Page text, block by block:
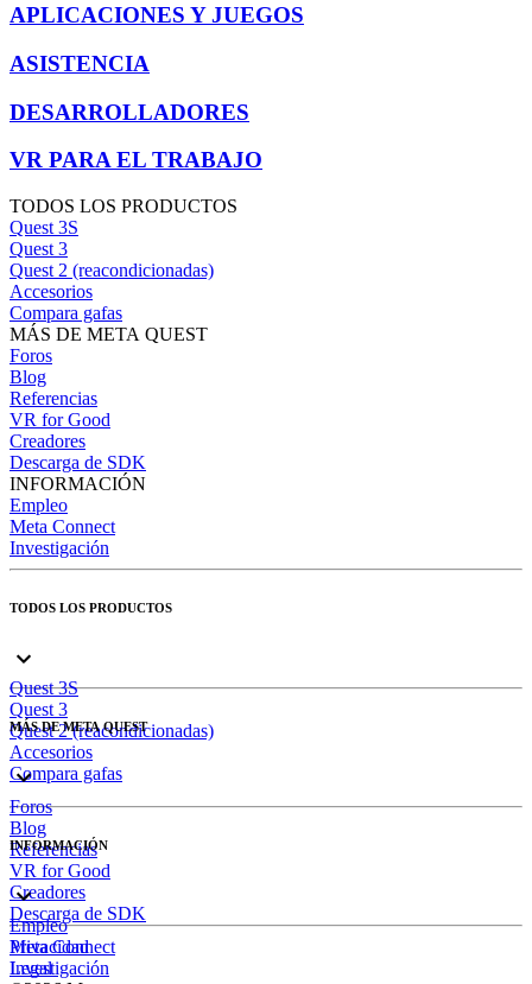
APLICACIONES Y JUEGOS
ASISTENCIA
DESARROLLADORES
VR PARA EL TRABAJO
TODOS LOS PRODUCTOS
Quest 3S
Quest 3
Quest 2 (reacondicionadas)
Accesorios
Compara gafas
MÁS DE META QUEST
Foros
Blog
Referencias
VR for Good
Creadores
Descarga de SDK
INFORMACIÓN
Empleo
Meta Connect
Investigación
TODOS LOS PRODUCTOS
Quest 3S
Quest 3
Quest 2 (reacondicionadas)
Accesorios
Compara gafas
MÁS DE META QUEST
Foros
Blog
Referencias
VR for Good
Creadores
Descarga de SDK
INFORMACIÓN
Empleo
Meta Connect
Investigación
Privacidad
Legal